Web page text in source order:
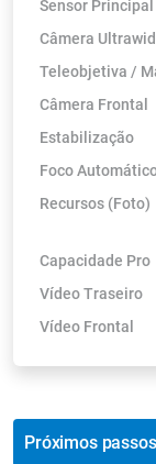
Sensor Principal
Câmera
Teleobjetiva /
Câmera Frontal
Estabilização
Foco
Recursos (Foto)
Capacidade Pro
Vídeo Traseiro
Vídeo Frontal
Próximos